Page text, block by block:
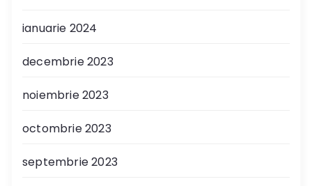
ianuarie 2024
decembrie 2023
noiembrie 2023
octombrie 2023
septembrie 2023